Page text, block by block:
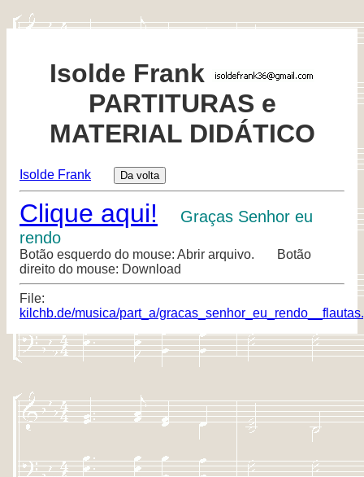
Isolde Frank
PARTITURAS e
MATERIAL DIDÁTICO
Isolde Frank
Clique aqui!
Graças Senhor eu
rendo
Botão esquerdo do mouse: Abrir arquivo. Botão
direito do mouse: Download
File:
kilchb.de/musica/part_a/